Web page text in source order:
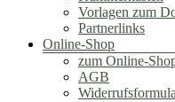
Vorlagen zum
Partnerlinks
Online-Shop
zum Online-
AGB